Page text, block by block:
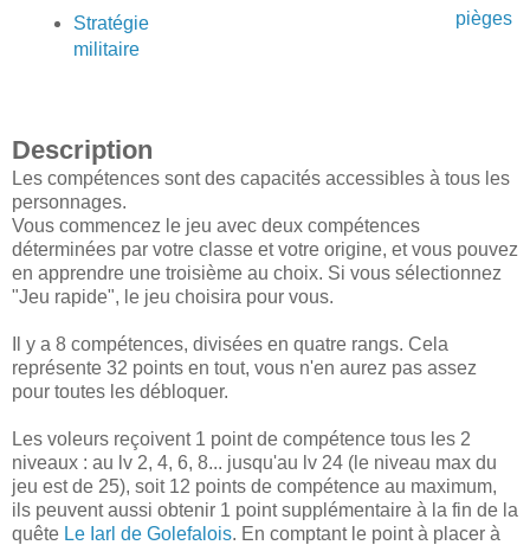
Stratégie
militaire
pièges
Description
Les compétences sont des capacités accessibles à tous les
personnages.
Vous commencez le jeu avec deux compétences
déterminées par votre classe et votre origine, et vous pouvez
en apprendre une troisième au choix. Si vous sélectionnez
"Jeu rapide", le jeu choisira pour vous.
Il y a 8 compétences, divisées en quatre rangs. Cela
représente 32 points en tout, vous n'en aurez pas assez
pour toutes les débloquer.
Les voleurs reçoivent 1 point de compétence tous les 2
niveaux : au lv 2, 4, 6, 8... jusqu'au lv 24 (le niveau max du
jeu est de 25), soit 12 points de compétence au maximum,
ils peuvent aussi obtenir 1 point supplémentaire à la fin de la
quête Le Iarl de Golefalois. En comptant le point à placer à